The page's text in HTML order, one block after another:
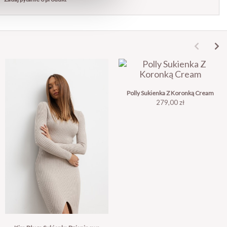
Polly Sukienka Z Koronką Cream
Cena
279,00 zł